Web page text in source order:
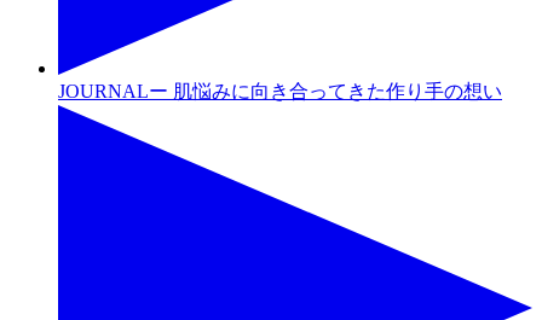
JOURNALー 肌悩みに向き合ってきた作り手の想い